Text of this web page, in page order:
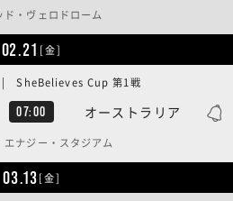
ド・ヴェロドローム
02.21 [金]
07:00 オーストラリア
SheBelieves Cup 第1戦
エナジー・スタジアム
03.13[金]